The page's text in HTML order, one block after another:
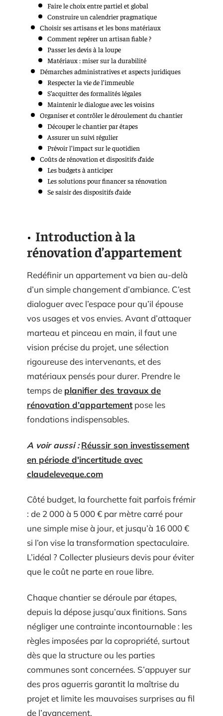
Faire le choix entre partiel et global
Construire un calendrier pragmatique
Choisir ses artisans et les bons matériaux
Comment repérer un artisan fiable ?
Passer les devis à la loupe
Matériaux : miser sur la durabilité
Démarches administratives et aspects juridiques
Respecter la vie de l’immeuble
S’acquitter des formalités légales
Maintenir le dialogue avec les voisins
Organiser et contrôler le déroulement du chantier
Découper le chantier par étapes
Assurer un suivi régulier
Prévoir l’impact sur le quotidien
Coûts de rénovation et dispositifs d’aide
Les budgets à anticiper
Les solutions pour financer sa rénovation
Se saisir des dispositifs d’aide
Introduction à la
rénovation d’appartement
Redéfinir un appartement va bien au-delà
d’un simple changement d’ambiance. C’est
dialoguer avec l’espace pour qu’il épouse
vos usages et vos envies. Avant d’attaquer
marteau et pinceau en main, il faut une
vision précise du projet, une sélection
rigoureuse des intervenants, et des
matériaux pensés pour durer. Prendre le
temps de planifier des travaux de
rénovation d’appartementpose les
fondations indispensables.
A voir aussi : Réussir son investissement
en période d'incertitude avec
claudeleveque.com
Côté budget, la fourchette fait parfois frémir
: de 2 000 à 5 000 € par mètre carré pour
une simple mise à jour, et jusqu’à 16 000 €
si l’on vise la transformation spectaculaire.
L’idéal ? Collecter plusieurs devis pour éviter
que le coût ne parte en roue libre.
Chaque chantier se déroule par étapes,
depuis la dépose jusqu’aux finitions. Sans
négliger une contrainte incontournable : les
règles imposées par la copropriété, surtout
dès que la structure ou les parties
communes sont concernées. S’appuyer sur
des pros aguerris garantit la maîtrise du
projet et limite les mauvaises surprises au fil
de l’avancement.